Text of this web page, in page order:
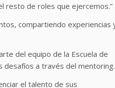
resto de roles que ejercemos.”
compartiendo experiencias
del equipo de la Escuela de
desafíos a través del mentoring.
el talento de sus